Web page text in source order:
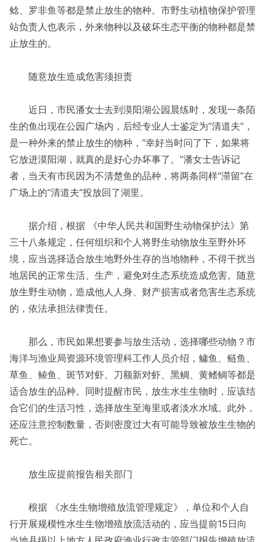
鲶、罗非鱼等都是禁止放生的物种。市野生动植物保护管理
站负责人也表示，外来物种以及破坏生态平衡的物种都是禁
止放生的。
随意放生造成危害须担责
近日，市民潘女士去到漠阳湖公园晨练时，发现一条陌
生的鱼出现在公园广场内，后经专业人士鉴定为“清道夫”，
是一种外来的禁止放生的物种，“幸好当时问了下，如果将
它放进漠阳湖，就真的是好心办坏事了。”潘女士告诉记
者，当天有市民因为不清楚鱼的品种，将两条同样“滞留”在
广场上的“清道夫”投放回了湖里。
据介绍，根据 《中华人民共和国野生动物保护法》第
三十八条规定，任何组织和个人将野生动物放生至野外环
境，应当选择适合放生地野外生存的当地物种，不得干扰当
地居民的正常生活、生产，避免对生态系统造成危害。随意
放生野生动物，造成他人人身、财产损害或者危害生态系统
的，依法承担法律责任。
那么，市民如果想要参与放生活动，选择哪些动物？市
海洋与渔业局资源环境管理科工作人员介绍，鳙鱼、鲢鱼、
草鱼、鲮鱼、斑节对虾、刀额新对虾、黑鲷、黄鳍鲷等都是
适合放生的品种。同时提醒市民，放生水生生物时，应该结
合它们的生活习性，选择放生至海里或者淡水水域。此外，
还应注意控制数量，否则密度过大有可能导致被放生生物的
死亡。
放生应提前报告相关部门
根据 《水生生物增殖放流管理规定》，单位和个人自
行开展规模性水生生物增殖放流活动的，应当提前15日向